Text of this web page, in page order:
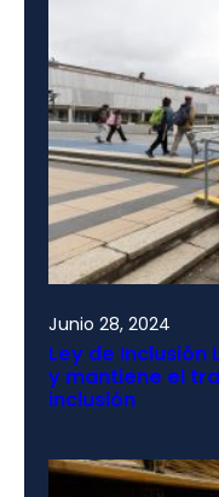
Junio 28, 2024
Ley de Inclusión
y mantiene el
inclusión